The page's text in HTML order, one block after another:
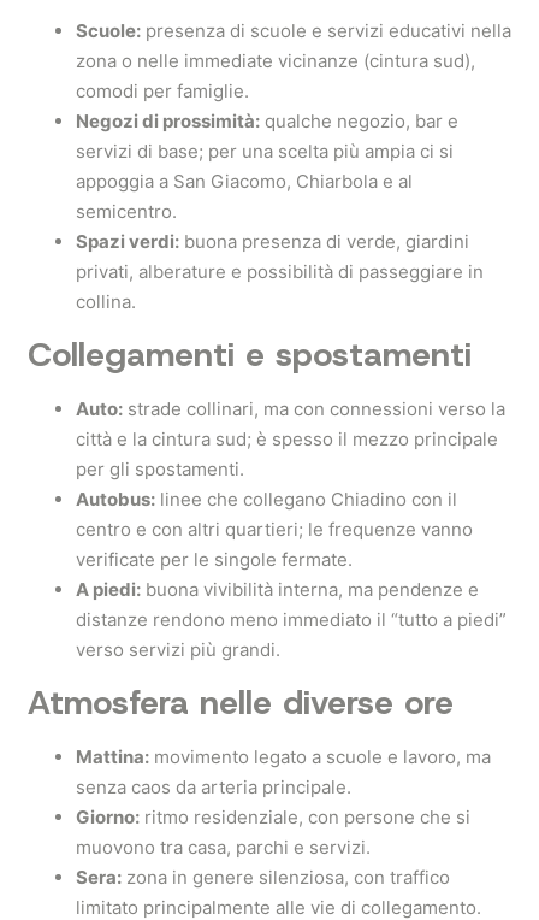
Scuole: presenza di scuole e servizi educativi nella
zona o nelle immediate vicinanze (cintura sud),
comodi per famiglie.
Negozi di prossimità: qualche negozio, bar e
servizi di base; per una scelta più ampia ci si
appoggia a San Giacomo, Chiarbola e al
semicentro.
Spazi verdi: buona presenza di verde, giardini
privati, alberature e possibilità di passeggiare in
collina.
Collegamenti e spostamenti
Auto: strade collinari, ma con connessioni verso la
città e la cintura sud; è spesso il mezzo principale
per gli spostamenti.
Autobus: linee che collegano Chiadino con il
centro e con altri quartieri; le frequenze vanno
verificate per le singole fermate.
A piedi: buona vivibilità interna, ma pendenze e
distanze rendono meno immediato il “tutto a piedi”
verso servizi più grandi.
Atmosfera nelle diverse ore
Mattina: movimento legato a scuole e lavoro, ma
senza caos da arteria principale.
Giorno: ritmo residenziale, con persone che si
muovono tra casa, parchi e servizi.
Sera: zona in genere silenziosa, con traffico
limitato principalmente alle vie di collegamento.